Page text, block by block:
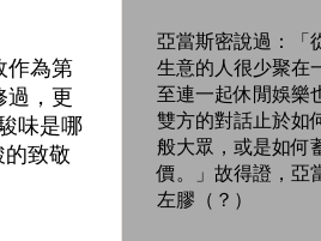
作為第
過，更
味是哪
致敬
亞當斯密說過：「
生意的人很少聚在
至連一起休閒娛樂
雙方的對話止於如
般大眾，或是如何
價。」故得證，亞
左膠（？）